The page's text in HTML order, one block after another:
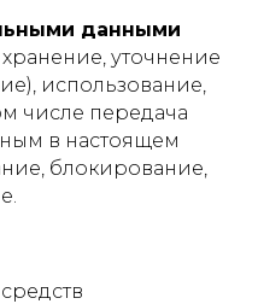
данными
уточнение
использование,
числе передача
в настоящем
блокирование,